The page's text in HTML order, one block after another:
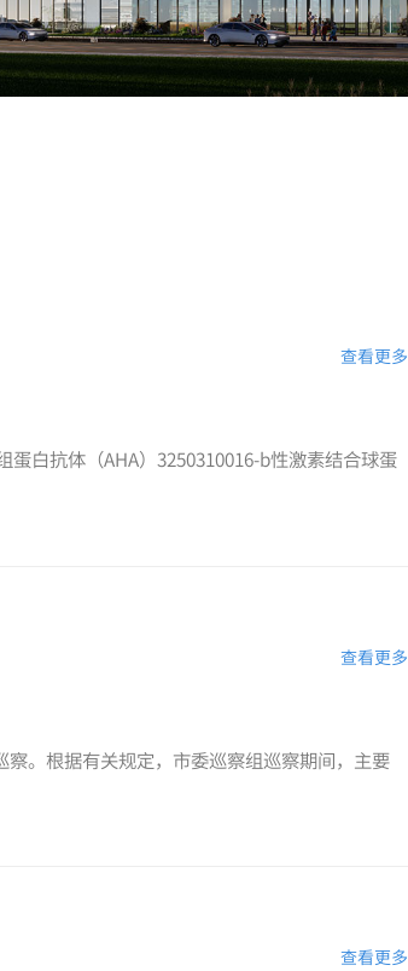
白抗体（AHA）3250310016-b性激素结合球蛋
查看更多
。根据有关规定，市委巡察组巡察期间，主要
查看更多
查看更多